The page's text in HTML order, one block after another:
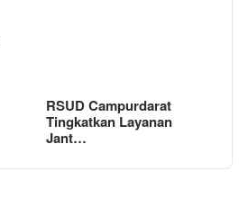
RSUD Campurdarat
Tingkatkan Layanan
Jant…